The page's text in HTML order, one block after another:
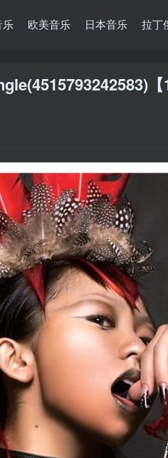
乐 欧美音乐 日本音乐 拉丁